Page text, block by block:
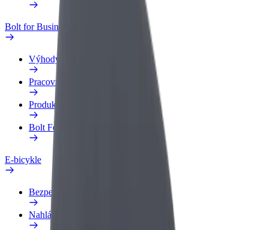
Bolt for Business
Výhody
Pracovný profil
Produkty
Bolt Food pre Business
E-bicykle
Bezpečnostný lab
Nahlásiť problém